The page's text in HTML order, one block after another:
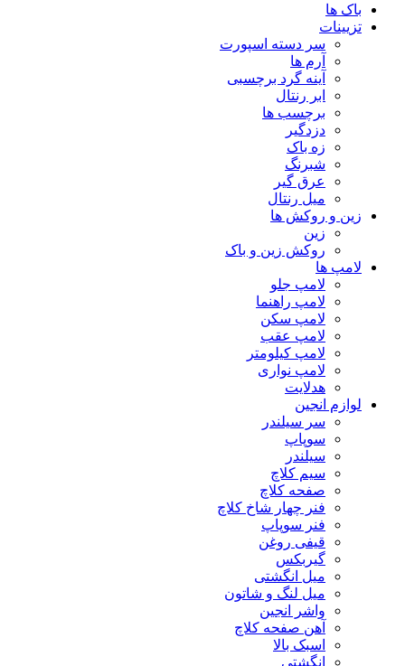
باک ها
تزیینات
سر دسته اسپورت
آرم ها
آینه گرد برچسبی
ابر رنتال
برچسب ها
دزدگیر
زه باک
شبرنگ
عرق گیر
میل رنتال
زین و روکش ها
زین
روکش زین و باک
لامپ ها
لامپ جلو
لامپ راهنما
لامپ سکن
لامپ عقب
لامپ کیلومتر
لامپ نواری
هدلایت
لوازم انجین
سر سیلندر
سوپاپ
سیلندر
سیم کلاچ
صفحه کلاچ
فنر چهار شاخ کلاچ
فنر سوپاپ
قیفی روغن
گیربکس
میل انگشتی
میل لنگ و شاتون
واشر انجین
آهن صفحه کلاچ
اسبک بالا
انگشتی